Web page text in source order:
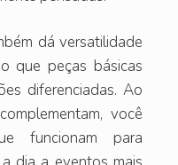
dá versatilidade
que peças básicas
diferenciadas. Ao
você
funcionam para